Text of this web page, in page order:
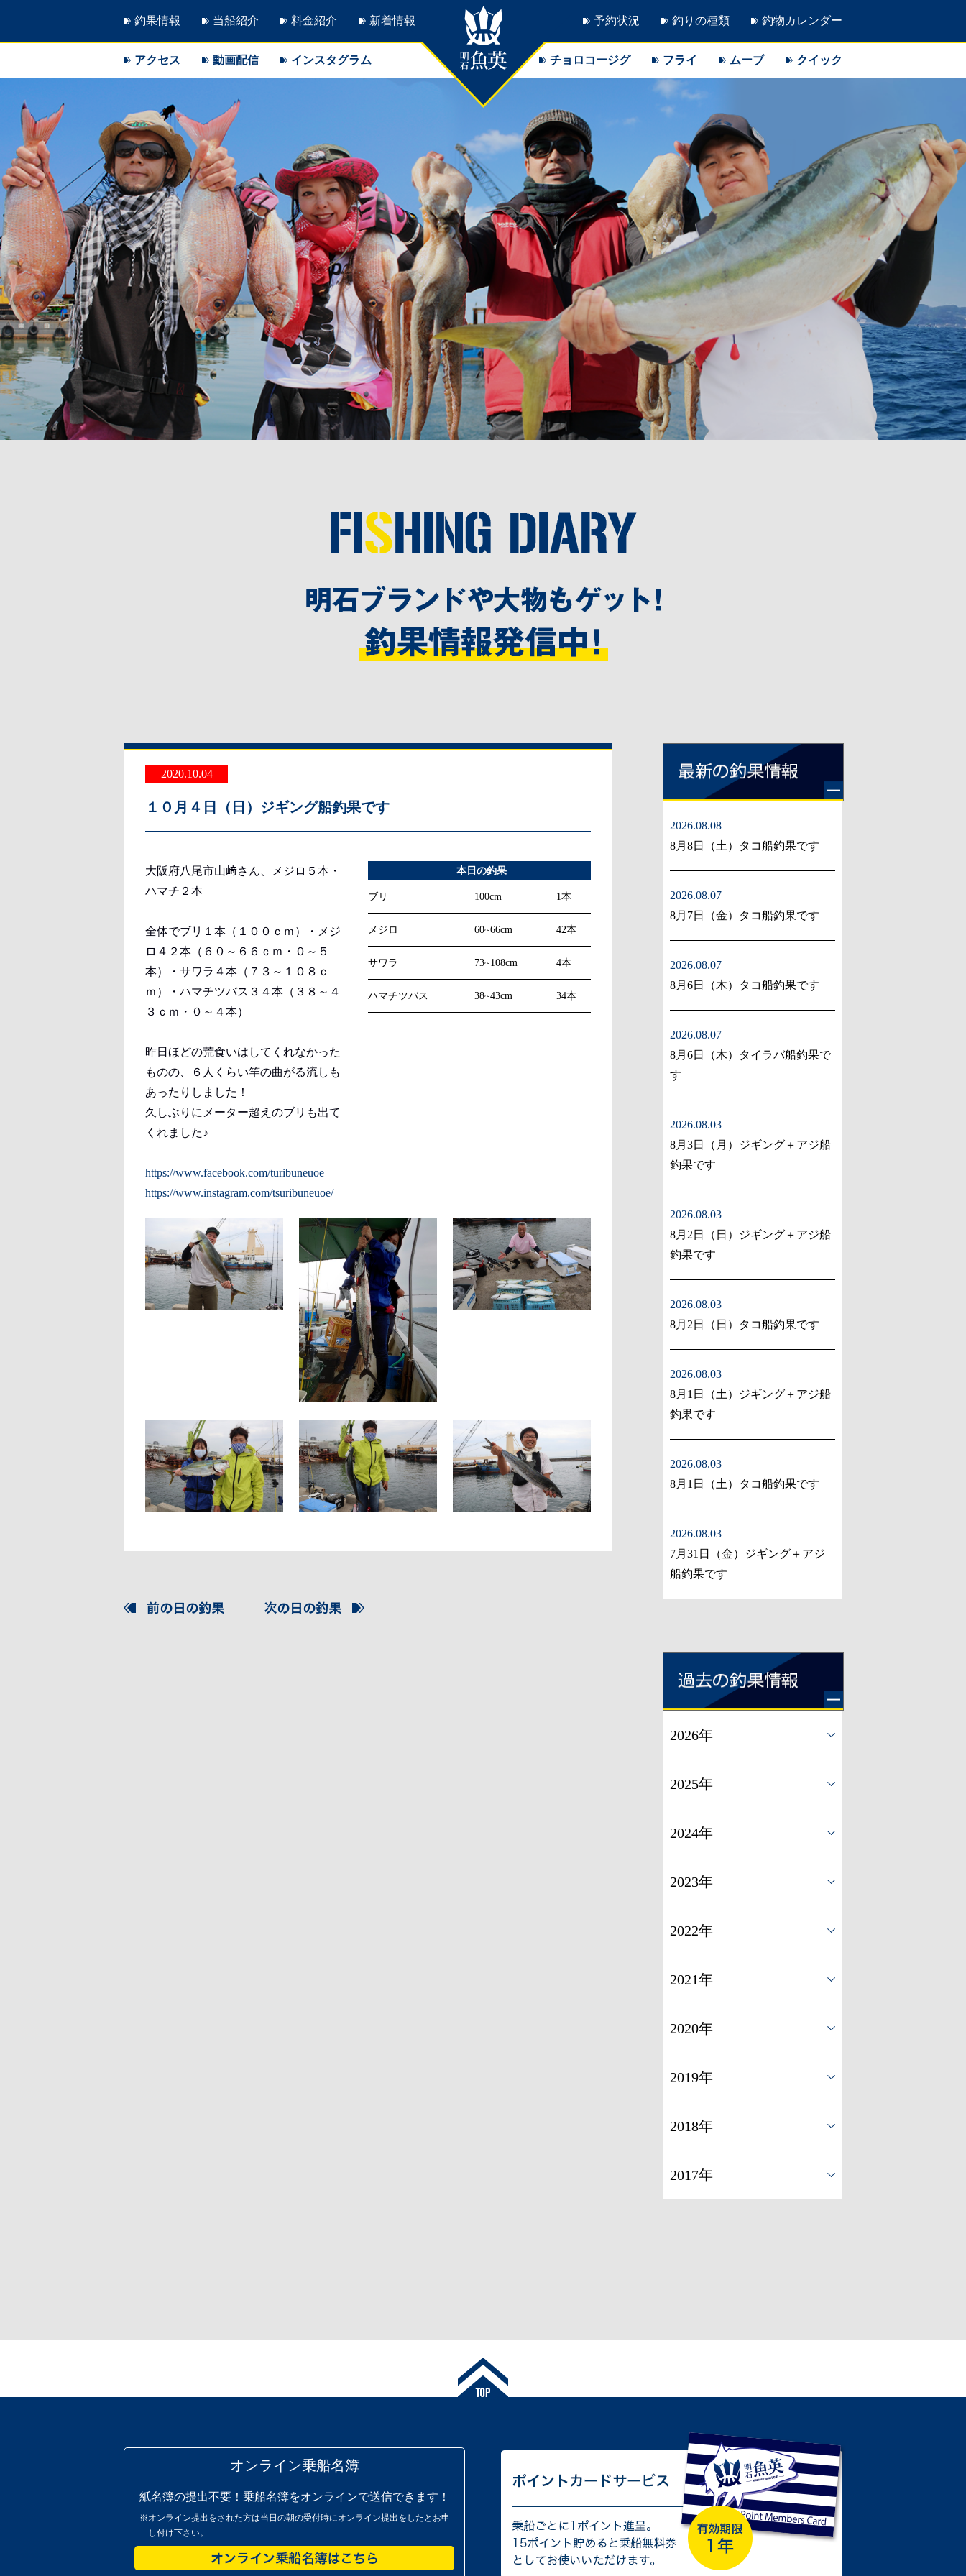
釣果情報 当船紹介 料金紹介 新着情報 予約状況 釣りの種類 釣物カレンダー
アクセス 動画配信 インスタグラム チョロコージグ フライ ムーブ クイック
2020.10.04
１０月４日（日）ジギング船釣果です
大阪府八尾市山﨑さん、メジロ５本・
ハマチ２本
全体でブリ１本（１００ｃｍ）・メジ
ロ４２本（６０～６６ｃｍ・０～５
本）・サワラ４本（７３～１０８ｃ
ｍ）・ハマチツバス３４本（３８～４
３ｃｍ・０～４本）
昨日ほどの荒食いはしてくれなかった
ものの、６人くらい竿の曲がる流しも
あったりしました！
久しぶりにメーター超えのブリも出て
くれました♪
https://www.facebook.com/turibuneuoe
https://www.instagram.com/tsuribuneuoe/
本日の釣果
ブリ 100cm 1本
メジロ 60~66cm 42本
サワラ 73~108cm 4本
ハマチツバス 38~43cm 34本
2026.08.08
8月8日（土）タコ船釣果です
2026.08.07
8月7日（金）タコ船釣果です
2026.08.07
8月6日（木）タコ船釣果です
2026.08.07
8月6日（木）タイラバ船釣果で
す
2026.08.03
8月3日（月）ジギング＋アジ船
釣果です
2026.08.03
8月2日（日）ジギング＋アジ船
釣果です
2026.08.03
8月2日（日）タコ船釣果です
2026.08.03
8月1日（土）ジギング＋アジ船
釣果です
2026.08.03
8月1日（土）タコ船釣果です
2026.08.03
7月31日（金）ジギング＋アジ
船釣果です
2026年
2025年
2024年
2023年
2022年
2021年
2020年
2019年
2018年
2017年
オンライン乗船名簿
紙名簿の提出不要！乗船名簿をオンラインで送信できます！
※オンライン提出をされた方は当日の朝の受付時にオンライン提出をしたとお申
し付け下さい。